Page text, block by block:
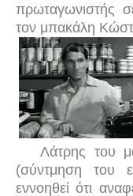
πρωταγωνιστής
τον μπακάλη
Λάτρης του
(σύντμηση του
εννοηθεί ότι